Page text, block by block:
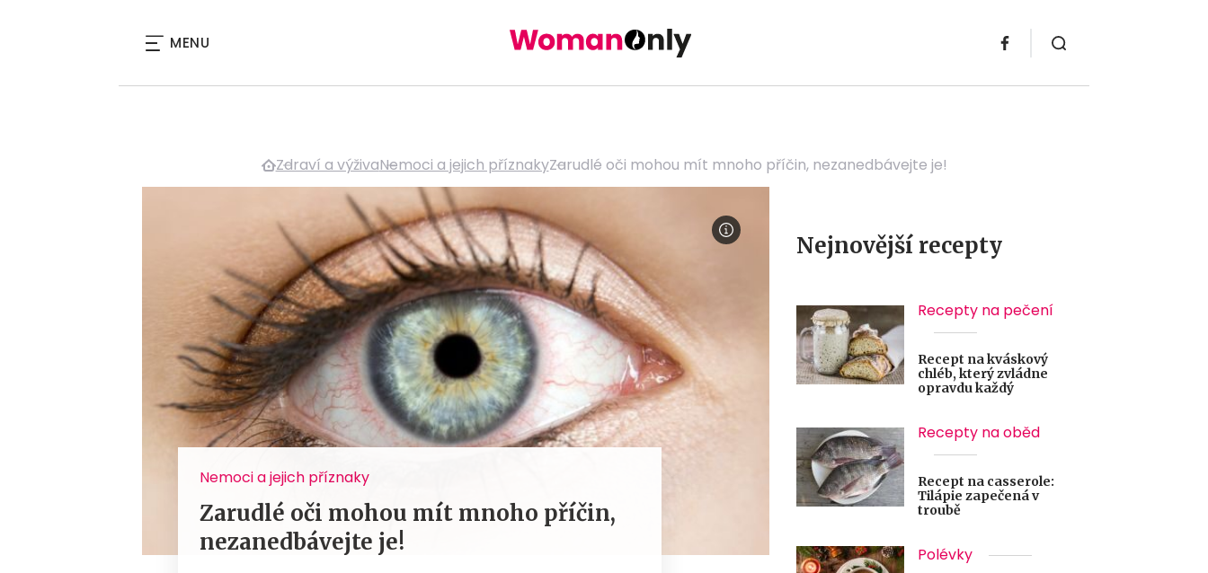
MENU
Zdraví a výživaNemoci a jejich příznakyZarudlé oči mohou mít mnoho příčin, nezanedbávejte je!
Nemoci a jejich příznaky
Zarudlé oči mohou mít mnoho příčin,
nezanedbávejte je!
Nejnovější recepty
Recepty na pečení
Recept na kváskový
chléb, který zvládne
opravdu každý
Recepty na oběd
Recept na casserole:
Tilápie zapečená v
troubě
Polévky